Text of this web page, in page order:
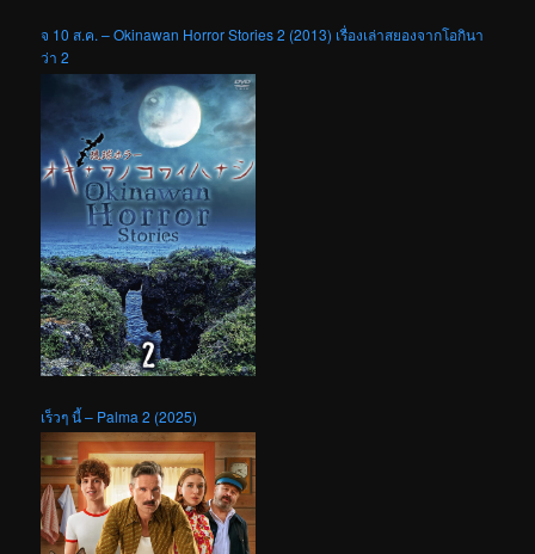
จ 10 ส.ค. – Okinawan Horror Stories 2 (2013) เรื่องเล่าสยองจากโอกินา
ว่า 2
เร็วๆ นี้ – Palma 2 (2025)